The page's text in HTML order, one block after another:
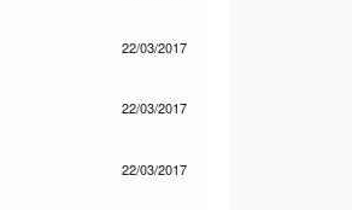
22/03/2017
22/03/2017
22/03/2017